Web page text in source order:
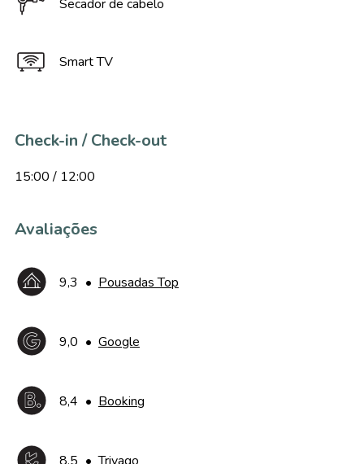
Secador de cabelo
Smart TV
Check-in / Check-out
15:00 / 12:00
Avaliações
9,3 • Pousadas Top
9,0 • Google
8,4 • Booking